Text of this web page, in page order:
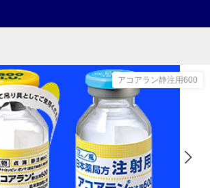
アコアラン静注用600